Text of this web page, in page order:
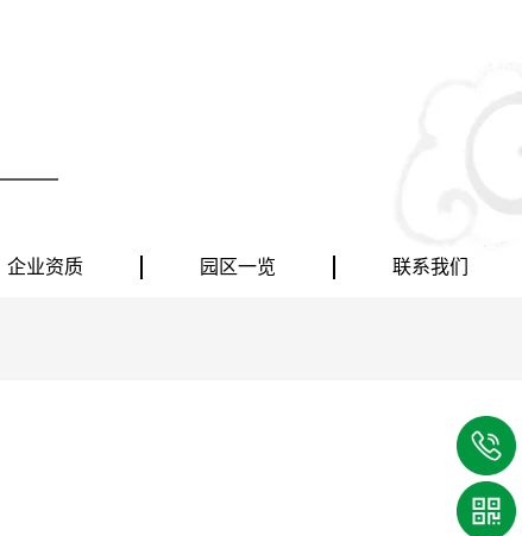
企业资质 园区一览 联系我们